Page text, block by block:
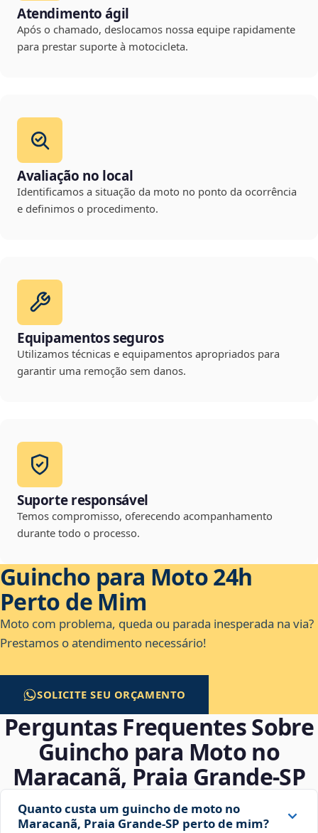
Atendimento ágil
Após o chamado, deslocamos nossa equipe rapidamente
para prestar suporte à motocicleta.
Avaliação no local
Identificamos a situação da moto no ponto da ocorrência
e definimos o procedimento.
Equipamentos seguros
Utilizamos técnicas e equipamentos apropriados para
garantir uma remoção sem danos.
Suporte responsável
Temos compromisso, oferecendo acompanhamento
durante todo o processo.
Guincho para Moto 24h
Perto de Mim
Moto com problema, queda ou parada inesperada na via?
Prestamos o atendimento necessário!
SOLICITE SEU ORÇAMENTO
Perguntas Frequentes Sobre
Guincho para Moto no
Maracanã, Praia Grande‑SP
Quanto custa um guincho de moto no
Maracanã, Praia Grande‑SP perto de mim?